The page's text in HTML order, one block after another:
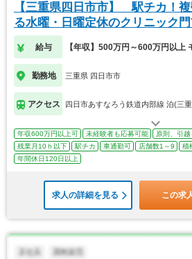
【三重県四日市市】 駅チカ！
る水曜・日曜定休のクリニック門
給与 【年収】500万円～600万円以上
勤務地 三重県 四日市市
アクセス 四日市あすなろう鉄道内部線 泊(三
年収600万円以上可 未経験者も応募可能
原則、引
残業月10ｈ以下
駅チカ 車通勤可 店舗数1～9 積
年間休日120日以上
求人の詳細を見る この求